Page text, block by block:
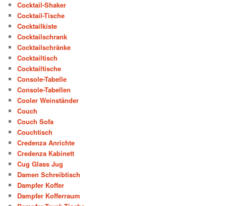
Cocktail-Shaker
Cocktail-Tische
Cocktailkiste
Cocktailschrank
Cocktailschränke
Cocktailtisch
Cocktailtische
Console-Tabelle
Console-Tabellen
Cooler Weinständer
Couch
Couch Sofa
Couchtisch
Credenza Anrichte
Credenza Kabinett
Cug Glass Jug
Damen Schreibtisch
Dampfer Koffer
Dampfer Kofferraum